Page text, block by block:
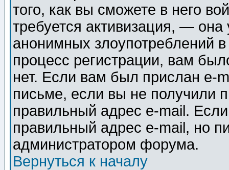
того, как вы сможете в него
требуется активизация, —
анонимных злоупотреблений
процесс регистрации, вам
нет. Если вам был прислан e-
письме, если вы не получили
правильный адрес e-mail.
правильный адрес e-mail, но
администратором форума.
Вернуться к началу